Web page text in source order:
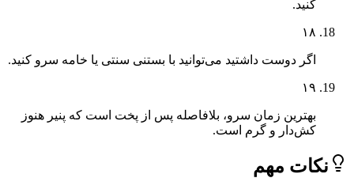
اگر دوست داشتید می‌توانید با بستنی سنتی یا خامه سرو کنید.
بهترین زمان سرو، بلافاصله پس از پخت است که پنیر هنوز
کش‌دار و گرم است.
مهم